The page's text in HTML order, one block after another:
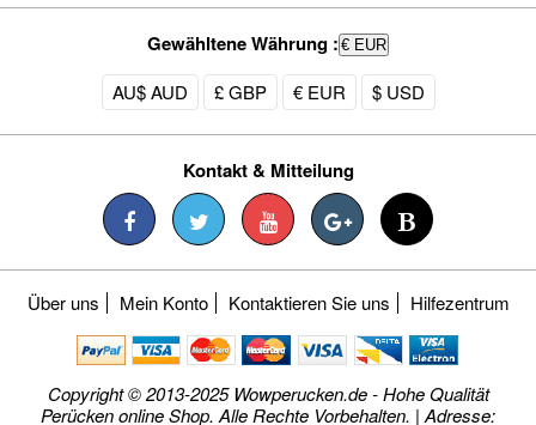
Gewähltene Währung : € EUR
AU$ AUD £ GBP € EUR $ USD
Kontakt & Mitteilung
Über uns Mein Konto Kontaktieren Sie uns Hilfezentrum
Copyright © 2013-2025 Wowperucken.de - Hohe Qualität
Perücken online Shop. Alle Rechte Vorbehalten. | Adresse: